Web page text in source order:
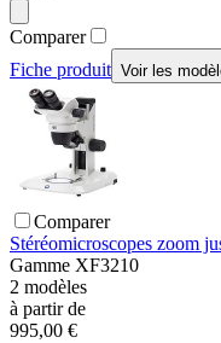
Comparer
Fiche produit Voir les
Comparer
Stéréomicroscopes zoom
Gamme XF3210
2 modèles
à partir de
995,00 €